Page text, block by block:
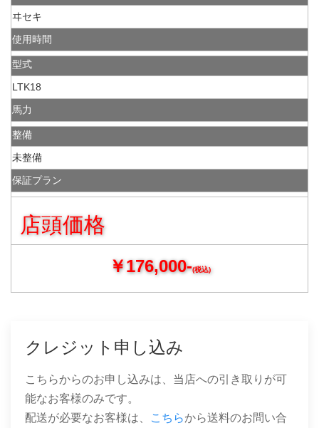
ヰセキ
使用時間
型式
LTK18
馬力
整備
未整備
保証プラン
店頭価格
￥176,000-(税込)
クレジット申し込み
こちらからのお申し込みは、当店への引き取りが可
能なお客様のみです。
配送が必要なお客様は、
こちらから送料のお問い合